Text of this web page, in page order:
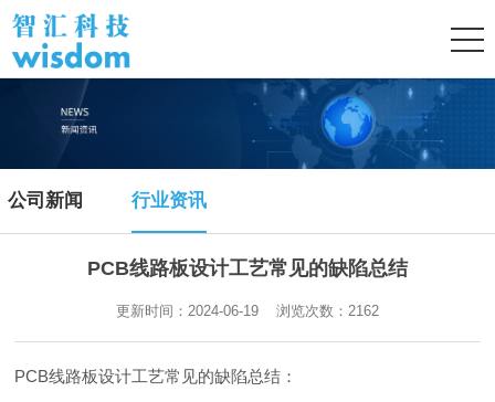
公司新闻 行业资讯
PCB线路板设计工艺常见的缺陷总结
更新时间：2024-06-19 浏览次数： 2162
PCB线路板设计工艺常见的缺陷总结：